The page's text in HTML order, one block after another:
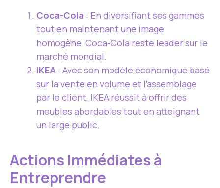
Coca-Cola : En diversifiant ses gammes
tout en maintenant une image
homogène, Coca-Cola reste leader sur le
marché mondial.
IKEA : Avec son modèle économique basé
sur la vente en volume et l’assemblage
par le client, IKEA réussit à offrir des
meubles abordables tout en atteignant
un large public.
Actions Immédiates à
Entreprendre